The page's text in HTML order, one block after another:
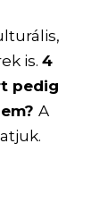
is.4
pedig
A